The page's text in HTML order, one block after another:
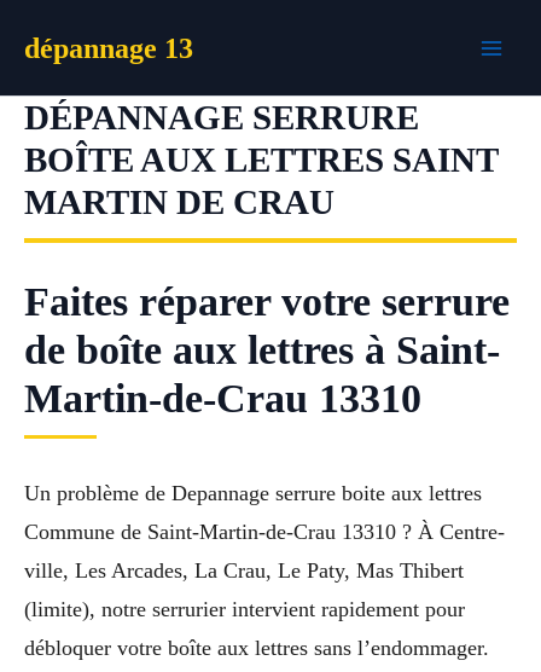
dépannage 13
DÉPANNAGE SERRURE
BOÎTE AUX LETTRES SAINT
MARTIN DE CRAU
Faites réparer votre serrure
de boîte aux lettres à Saint-
Martin-de-Crau 13310
Un problème de Depannage serrure boite aux lettres
Commune de Saint-Martin-de-Crau 13310 ? À Centre-
ville, Les Arcades, La Crau, Le Paty, Mas Thibert
(limite), notre serrurier intervient rapidement pour
débloquer votre boîte aux lettres sans l’endommager.